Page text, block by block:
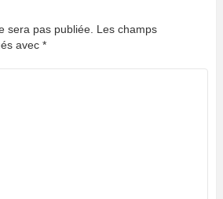
sera pas publiée. Les champs
avec *